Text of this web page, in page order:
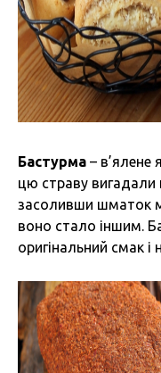
Бастурма – в’ялене
цю страву
засоливши шматок
воно стало іншим.
оригінальний смак